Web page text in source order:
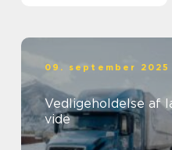
09. september 2025
Vedligeholdelse af
vide